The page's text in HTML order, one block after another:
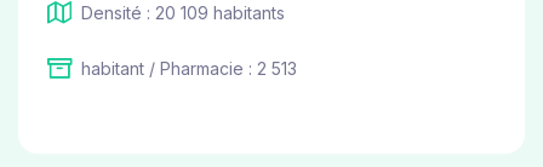
Densité : 20 109 habitants
habitant / Pharmacie : 2 513